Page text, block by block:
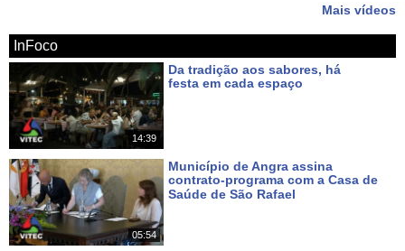
Mais vídeos
InFoco
14:39
Da tradição aos sabores, há
festa em cada espaço
05:54
Município de Angra assina
contrato-programa com a Casa de
Saúde de São Rafael